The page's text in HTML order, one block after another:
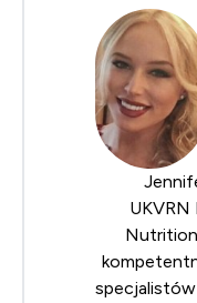
UKVRN
specjalistów